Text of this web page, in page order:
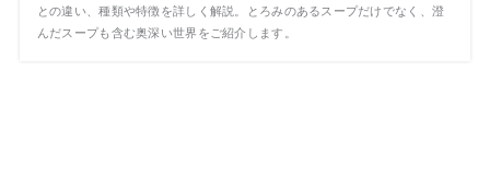
との違い、種類や特徴を詳しく解説。とろみのあるスープだけでなく、澄
んだスープも含む奥深い世界をご紹介します。